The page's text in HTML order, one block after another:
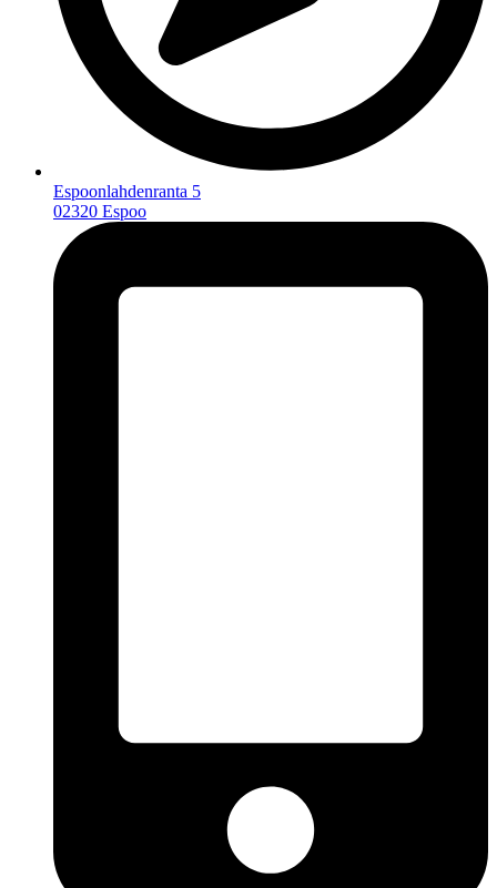
Espoonlahdenranta 5
02320 Espoo